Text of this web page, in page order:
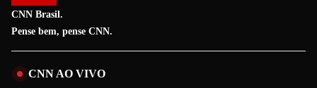
CNN Brasil.
Pense bem, pense CNN.
CNN AO VIVO